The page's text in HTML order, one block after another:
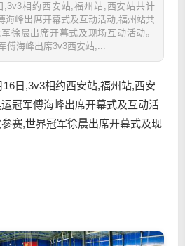
,3v3相约西安站,福州站,西安站共计
海峰出席开幕式及互动活动;福州站共
徐晨出席开幕式及现场互动活动。
傅海峰出席3v3西安站,...
日,3v3相约西安站,福州站,西安
冠军傅海峰出席开幕式及互动活
赛,世界冠军徐晨出席开幕式及现